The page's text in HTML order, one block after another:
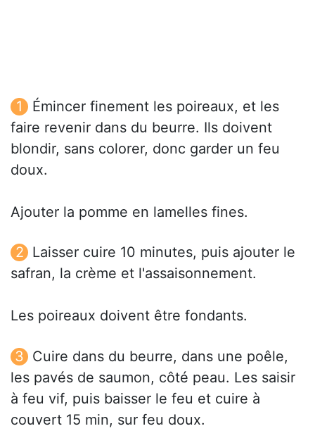
Émincer finement les poireaux, et les
faire revenir dans du beurre. Ils doivent
blondir, sans colorer, donc garder un feu
doux.
Ajouter la pomme en lamelles fines.
Laisser cuire 10 minutes, puis ajouter le
safran, la crème et l'assaisonnement.
Les poireaux doivent être fondants.
Cuire dans du beurre, dans une poêle,
les pavés de saumon, côté peau. Les saisir
à feu vif, puis baisser le feu et cuire à
couvert 15 min, sur feu doux.